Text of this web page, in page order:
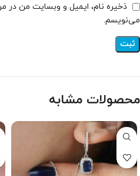
ذخیره نام، ایمیل و وبسایت من در
می‌نویسم.
محصولات مشابه